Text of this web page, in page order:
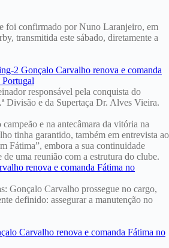
foi confirmado por Nuno Laranjeiro, em
transmitida este sábado, diretamente a
responsável pela conquista do
Divisão e da Supertaça Dr. Alves Vieira.
campeão e na antecâmara da vitória na
tinha garantido, também em entrevista ao
Fátima”, embora a sua continuidade
de uma reunião com a estrutura do clube.
Gonçalo Carvalho prossegue no cargo,
definido: assegurar a manutenção no